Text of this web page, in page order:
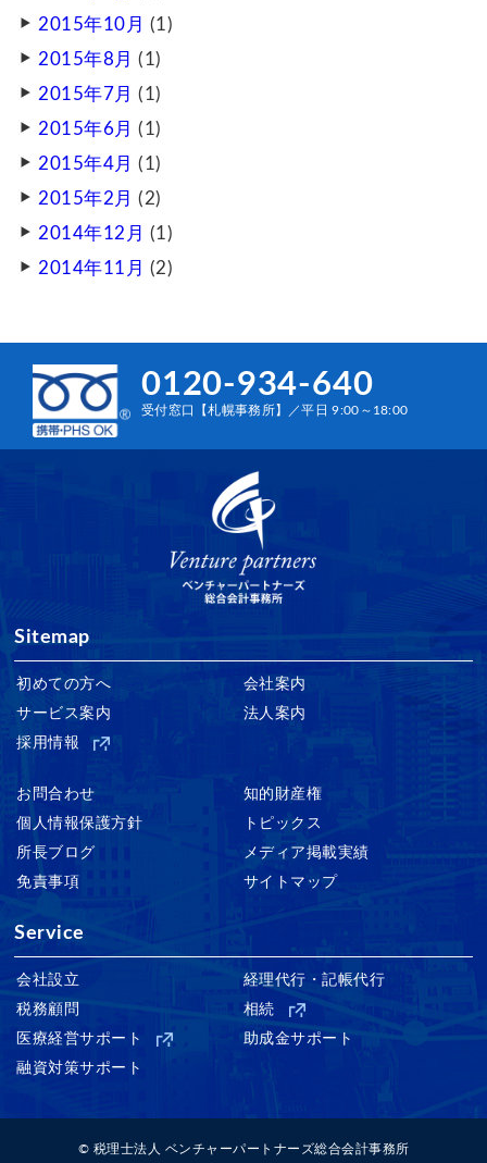
2015年10月 (1)
2015年8月 (1)
2015年7月 (1)
2015年6月 (1)
2015年4月 (1)
2015年2月 (2)
2014年12月 (1)
2014年11月 (2)
0120-934-640
受付窓口【札幌事務所】／平日 9:00～18:00
Sitemap
初めての方へ
会社案内
サービス案内
法人案内
採用情報
お問合わせ
知的財産権
個人情報保護方針
トピックス
所長ブログ
メディア掲載実績
免責事項
サイトマップ
Service
会社設立
経理代行・記帳代行
税務顧問
相続
医療経営サポート
助成金サポート
融資対策サポート
© 税理士法人 ベンチャーパートナーズ総合会計事務所